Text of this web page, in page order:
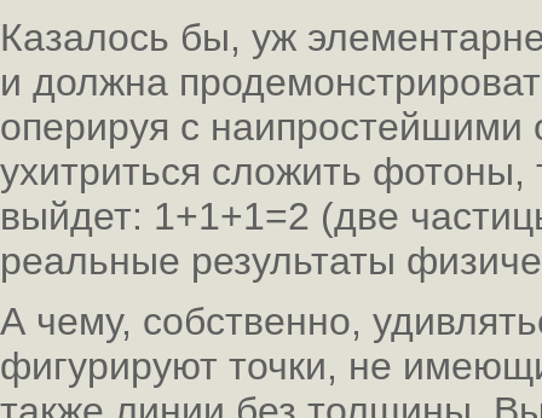
Казалось бы, уж
и должна
оперируя с
ухитриться сложить
выйдет: 1+1+1=2 (две
реальные результаты
А чему, собственно,
фигурируют точки, не